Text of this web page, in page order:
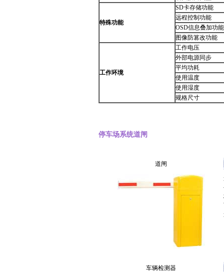
特殊功能
SD卡存储功能
远程控制功能
OSD信息叠加功能
图像防篡改功能
工作环境
工作电压
外部电源同步
平均功耗
使用温度
使用湿度
规格尺寸
停车场系统道闸
道闸
车辆检测器